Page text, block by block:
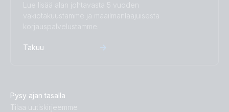
Lue lisää alan johtavasta 5 vuoden
vakiotakuustamme ja maailmanlaajuisesta
korjauspalvelustamme.
Takuu
Pysy ajan tasalla
Tilaa uutiskirjeemme